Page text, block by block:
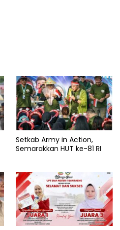
Setkab Army in Action,
Semarakkan HUT ke-81 RI